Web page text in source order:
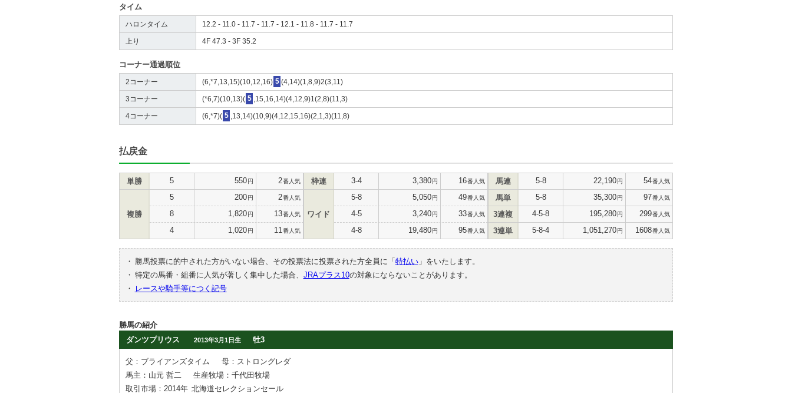
タイム
ハロンタイム 12.2 - 11.0 - 11.7 - 11.7 - 12.1 - 11.8 - 11.7 - 11.7
上り 4F 47.3 - 3F 35.2
コーナー通過順位
2コーナー (6,*7,13,15)(10,12,16) 5 (4,14)(1,8,9)2(3,11)
3コーナー (*6,7)(10,13)( 5 ,15,16,14)(4,12,9)1(2,8)(11,3)
4コーナー (6,*7)( 5 ,13,14)(10,9)(4,12,15,16)(2,1,3)(11,8)
払戻金
単勝 5 550円 2番人気
複勝
5 200円 2番人気
8 1,820円 13番人気
4 1,020円 11 番人気
枠連 3-4 3,380円 16番人気
ワイド
5-8 5,050円 49番人気
4-5 3,240円 33番人気
4-8 19,480円 95番人気
馬連 5-8 22,190円 54番人気
馬単 5-8 35,300円 97番人気
3連複 4-5-8 195,280円 299番人気
3連単 5-8-4 1,051,270円 1608番人気
・ 勝馬投票に的中された方がいない場合、その投票法に投票された方全員に「 特払い」をいたします。
・ 特定の馬番・組番に人気が著しく集中した場合、 JRAプラス10の対象にならないことがあります。
・
レースや騎手等につく記号
勝馬の紹介
ダンツプリウス
2013年3月1日生 牡3
父：ブライアンズタイム
母：ストロングレダ
馬主：山元 哲二
生産牧場：千代田牧場
取引市場：2014年 北海道セレクションセール